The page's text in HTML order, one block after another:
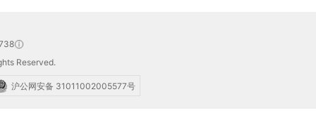
Reserved.
沪公网安备 31011002005577号